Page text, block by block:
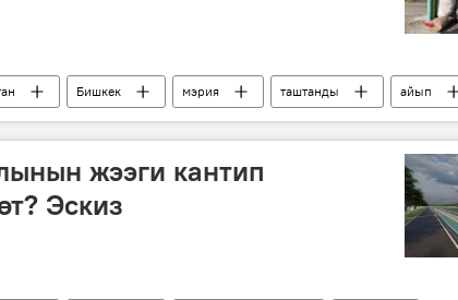
Бишкек мэрия таштанды айып
жээги кантип
Эскиз